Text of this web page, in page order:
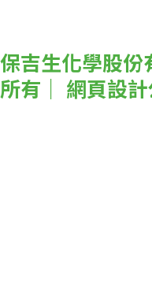
保吉生化學股
所有｜ 網頁設